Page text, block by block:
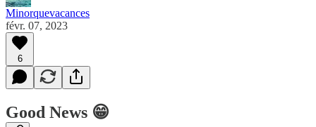
Minorquevacances
févr. 07, 2023
6
Good News 😁